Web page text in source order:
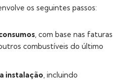
os seguintes passos:
, com base nas faturas
combustíveis do último
instalação , incluindo